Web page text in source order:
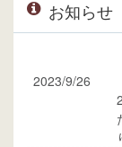
お知らせ
2023/9/26